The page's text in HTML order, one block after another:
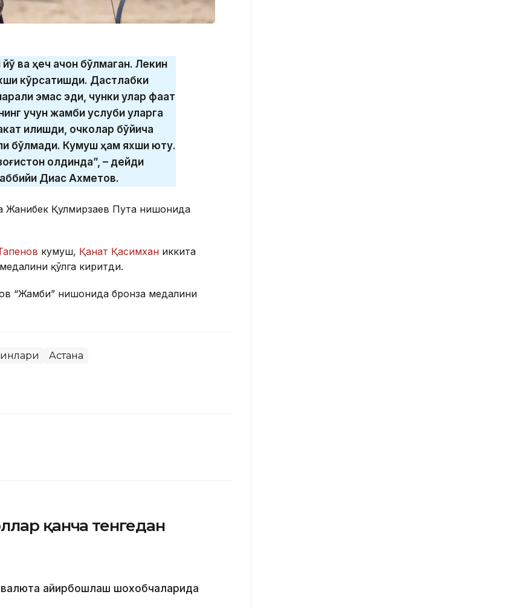
ва ҳеч қачон бўлмаган. Лекин
кўрсатишди. Дастлабки
эмас эди, чунки улар фақат
учун жамби услуби уларга
қилишди, очколар бўйича
бўлмади. Кумуш ҳам яхши ютуқ.
олдинда”, – дейди
Диас Ахметов.
Жанибек Қулмирзаев Пута нишонида
кумуш, Қанат Қасимхан иккита
қўлга киритди.
“Жамби” нишонида бронза медалини
Астана
қанча тенгедан
валюта айирбошлаш шохобчаларида